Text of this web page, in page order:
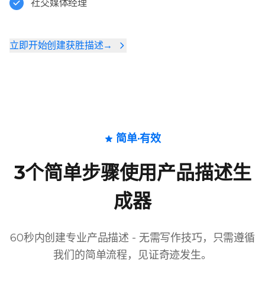
社交媒体经理
立即开始创建获胜描述→
简单·有效
3个简单步骤使用产品描述生
成器
60秒内创建专业产品描述 - 无需写作技巧，只需遵循
我们的简单流程，见证奇迹发生。